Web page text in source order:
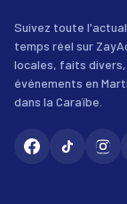
Suivez toute
temps réel sur
locales, faits
événements en
dans la Caraïbe.